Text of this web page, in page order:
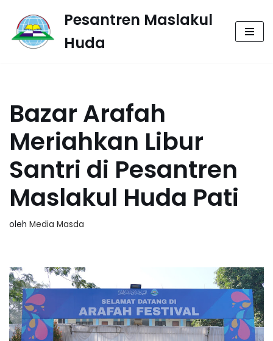
Lompat
Pesantren Maslakul
Huda
Bazar Arafah
Meriahkan Libur
Santri di Pesantren
Maslakul Huda Pati
oleh Media Masda